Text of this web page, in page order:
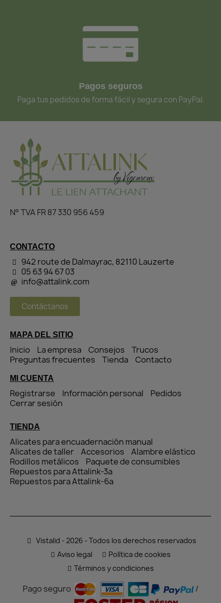
Pagos seguros
Paga tus pedidos de forma fácil y segura con PayPal.
N° TVA FR 87 330 956 459
CONTACTO
942 route de Dalmayrac, 82110 Lauzerte
05 63 94 67 03
info@attalink.com
Contáctanos
MAPA DEL SITIO
Inicio La empresa Consejos
Trucos
Preguntas frecuentes
Tienda Contacto
MI CUENTA
Registrarse Información personal
Pedidos
Cerrar sesión
TIENDA
Alicates para encuadernación manual
Alicates de taller
Accesorios
Alambre elástico
Rodillos metálicos
Paquete de consumibles
Repuestos para Attalink-3a
Repuestos para Attalink-6a
Vistalid - 2026 - Todos los derechos reservados
Aviso legal
Política de cookies
Términos y condiciones
Pago seguro
/